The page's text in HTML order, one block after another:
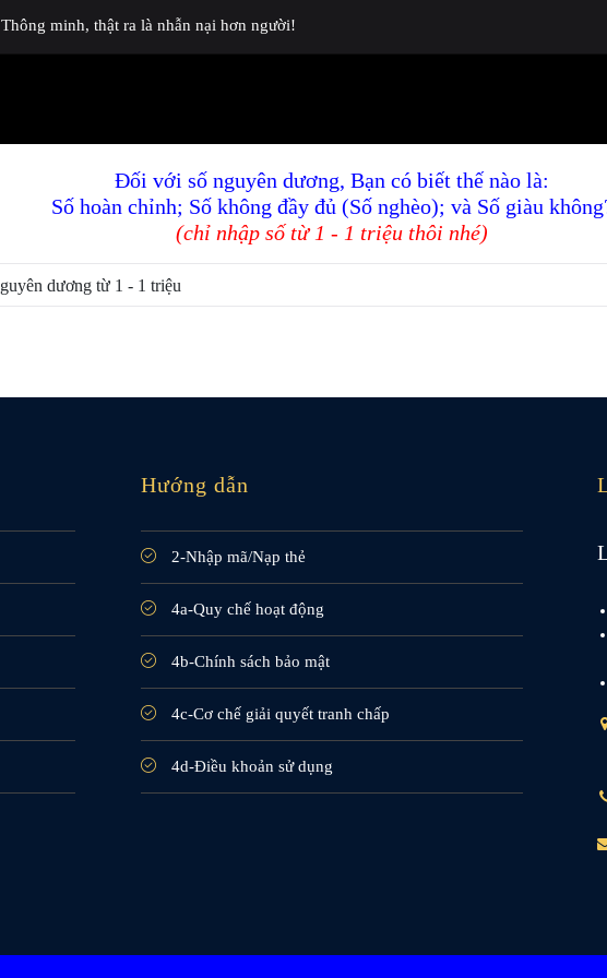
Thông minh, thật ra là nhẫn nại hơn người!
Đối với số nguyên dương, Bạn có biết thế nào là:
Số hoàn chỉnh; Số không đầy đủ (Số nghèo); và Số giàu
(chỉ nhập số từ 1 - 1 triệu thôi nhé)
Hướng dẫn
2-Nhập mã/Nạp thẻ
4a-Quy chế hoạt động
4b-Chính sách bảo mật
4c-Cơ chế giải quyết tranh chấp
4d-Điều khoản sử dụng